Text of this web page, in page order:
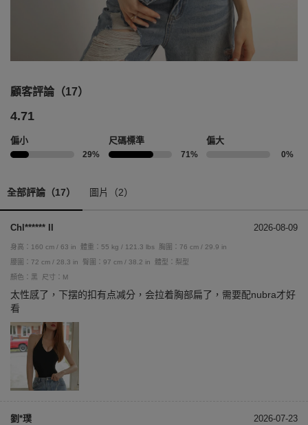
顧客評論（17）
4.71
偏小
29%
尺碼標準
71%
偏大
0%
全部評論（17） 圖片（2）
Chl****** II 2026-08-09
身高：160 cm / 63 in 體重：55 kg / 121.3 lbs
胸圍：76 cm / 29.9 in
腰圍：72 cm / 28.3 in
臀圍：97 cm / 38.2 in
體型：梨型
顏色：黑
尺寸：M
太性感了，下摆的扣有点减分，会拉着胸部扁了，需要配nubra才好
看
劉*璞 2026-07-23